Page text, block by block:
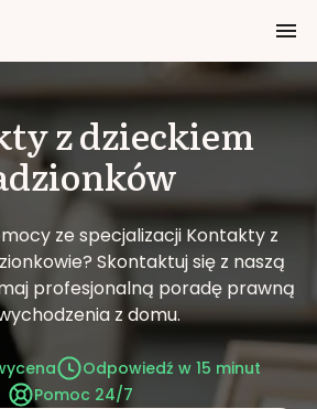
z dzieckiem
ze specjalizacji Kontakty z
Skontaktuj się z naszą
profesjonalną poradę prawną
z domu.
Odpowiedź w 15 minut
Pomoc 24/7